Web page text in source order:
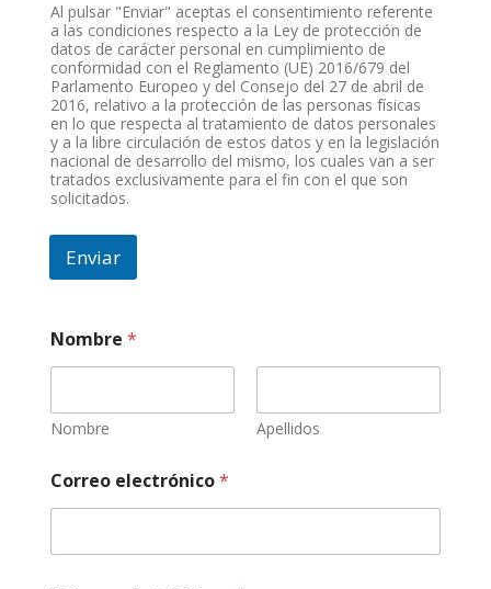
Al pulsar "Enviar" aceptas el consentimiento referente
a las condiciones respecto a la Ley de protección de
datos de carácter personal en cumplimiento de
conformidad con el Reglamento (UE) 2016/679 del
Parlamento Europeo y del Consejo del 27 de abril de
2016, relativo a la protección de las personas físicas
en lo que respecta al tratamiento de datos personales
y a la libre circulación de estos datos y en la legislación
nacional de desarrollo del mismo, los cuales van a ser
tratados exclusivamente para el fin con el que son
solicitados.
Enviar
Nombre *
Nombre Apellidos
Correo electrónico*